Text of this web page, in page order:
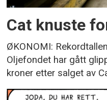
Cat knuste
ØKONOMI:
Oljefondet har gått
kroner etter salget av